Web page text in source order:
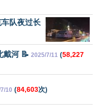
队夜过长
戴河 📝 2025/7/11 (58,227
10 (84,603次)